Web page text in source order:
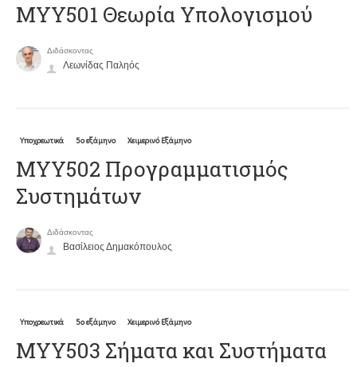
ΜΥΥ501 Θεωρία Υπολογισμού
Διδάσκοντας
Λεωνίδας Παληός
Υποχρεωτικά 5ο εξάμηνο Χειμερινό Εξάμηνο
ΜΥΥ502 Προγραμματισμός
Συστημάτων
Διδάσκοντας
Βασίλειος Δημακόπουλος
Υποχρεωτικά 5ο εξάμηνο Χειμερινό Εξάμηνο
ΜΥΥ503 Σήματα και Συστήματα